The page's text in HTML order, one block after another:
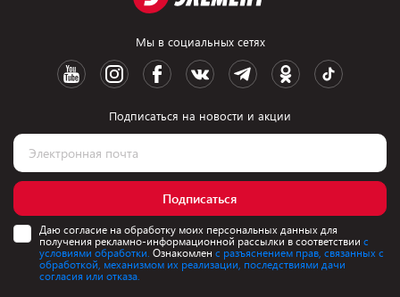
Мы в социальных сетях
Подписаться на новости и акции
Подписаться
Даю согласие на обработку моих персональных данных для
получения рекламно-информационной рассылки в соответствии с
условиями обработки. Ознакомлен с разъяснением прав, связанных с
обработкой, механизмом их реализации, последствиями дачи
согласия или отказа.